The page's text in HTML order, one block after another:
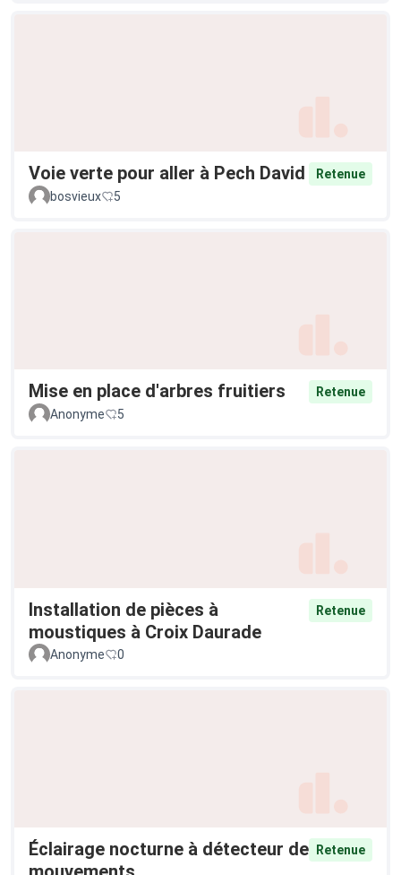
Voie verte pour aller à Pech David
Retenue
bosvieux
5
Mise en place d'arbres fruitiers
Retenue
Anonyme
5
Installation de pièces à
moustiques à Croix Daurade
Retenue
Anonyme 0
Éclairage nocturne à détecteur de
Retenue